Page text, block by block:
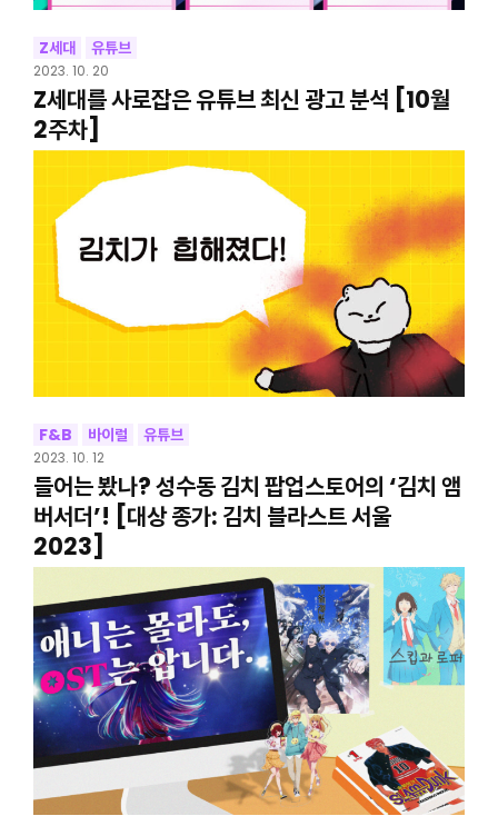
Z세대 유튜브
2023. 10. 20
Z세대를 사로잡은 유튜브 최신 광고 분석 [10월
2주차]
F&B 바이럴 유튜브
2023. 10. 12
들어는 봤나? 성수동 김치 팝업스토어의 ‘김치 앰
버서더’! [대상 종가: 김치 블라스트 서울
2023]